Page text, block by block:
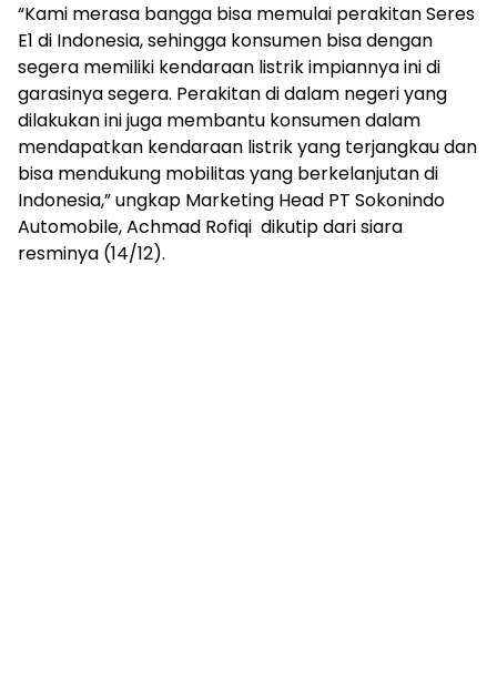
“Kami merasa bangga bisa memulai perakitan Seres
E1 di Indonesia, sehingga konsumen bisa dengan
segera memiliki kendaraan listrik impiannya ini di
garasinya segera. Perakitan di dalam negeri yang
dilakukan ini juga membantu konsumen dalam
mendapatkan kendaraan listrik yang terjangkau dan
bisa mendukung mobilitas yang berkelanjutan di
Indonesia,” ungkap Marketing Head PT Sokonindo
Automobile, Achmad Rofiqi dikutip dari siara
resminya (14/12).